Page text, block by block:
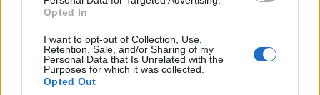
Opted In
I want to opt-out of Collection, Use,
Retention, Sale, and/or Sharing of my
Personal Data that Is Unrelated with the
Purposes for which it was collected.
Opted Out
meilleur pour le cœur